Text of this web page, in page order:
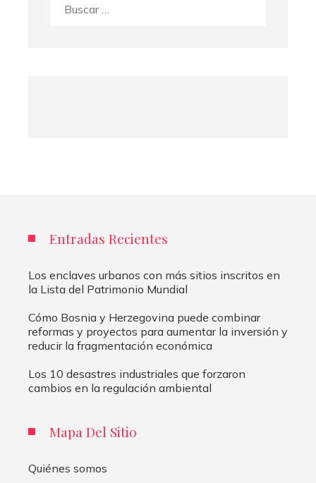
Entradas Recientes
Los enclaves urbanos con más sitios inscritos en
la Lista del Patrimonio Mundial
Cómo Bosnia y Herzegovina puede combinar
reformas y proyectos para aumentar la inversión y
reducir la fragmentación económica
Los 10 desastres industriales que forzaron
cambios en la regulación ambiental
Mapa Del Sitio
Quiénes somos